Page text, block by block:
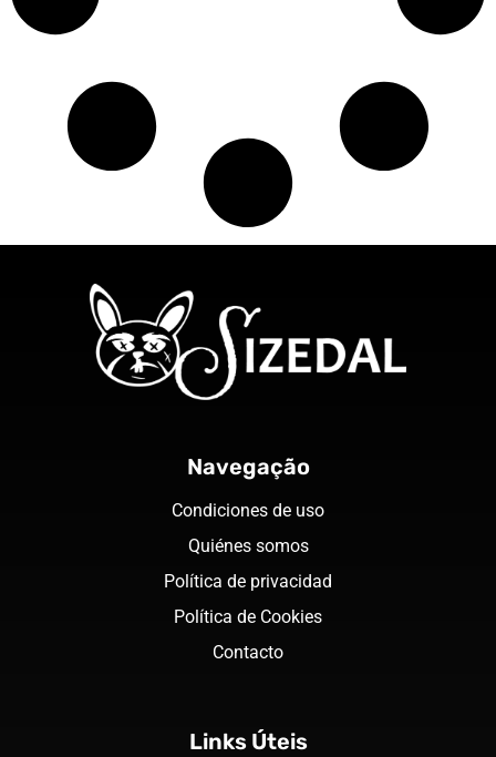
Navegação
Condiciones de uso
Quiénes somos
Política de privacidad
Política de Cookies
Contacto
Links Úteis